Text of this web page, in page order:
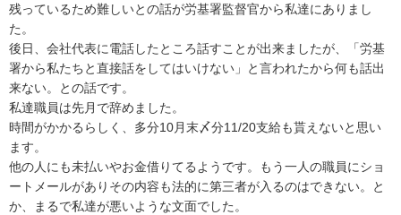
残っているため難しいとの話が労基署監督官から私達にありまし
た。
後日、会社代表に電話したところ話すことが出来ましたが、「労基
署から私たちと直接話をしてはいけない」と言われたから何も話出
来ない。との話です。
私達職員は先月で辞めました。
時間がかかるらしく、多分10月末〆分11/20支給も貰えないと思い
ます。
他の人にも未払いやお金借りてるようです。もう一人の職員にショ
ートメールがありその内容も法的に第三者が入るのはできない。と
か、まるで私達が悪いような文面でした。